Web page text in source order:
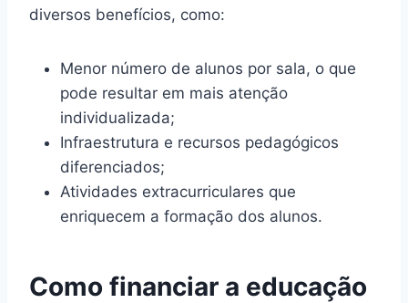
diversos benefícios, como:
Menor número de alunos por sala, o que
pode resultar em mais atenção
individualizada;
Infraestrutura e recursos pedagógicos
diferenciados;
Atividades extracurriculares que
enriquecem a formação dos alunos.
Como financiar a educação